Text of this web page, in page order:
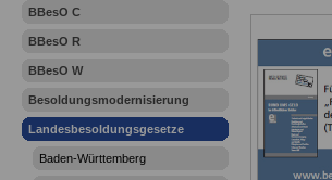
BBesO C
BBesO R
BBesO W
Besoldungsmodernisierung
Landesbesoldungsgesetze
Baden-Württemberg